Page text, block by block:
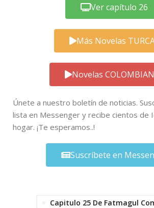
Ver capítulo 26
Más Novelas
Novelas
Únete a nuestro boletín de noticias.
lista en Messenger y recibe cientos de
hogar. ¡Te esperamos..!
Suscríbete en
Capitulo 25 De Fatmagul